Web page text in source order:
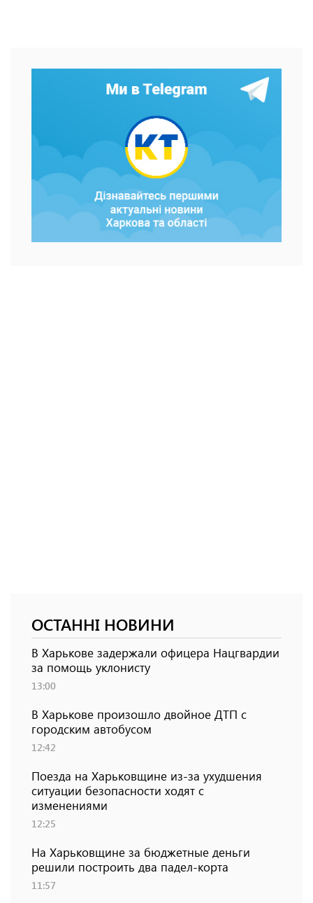
ОСТАННІ НОВИНИ
В Харькове задержали офицера Нацгвардии
за помощь уклонисту
13:00
В Харькове произошло двойное ДТП с
городским автобусом
12:42
Поезда на Харьковщине из-за ухудшения
ситуации безопасности ходят с
изменениями
12:25
На Харьковщине за бюджетные деньги
решили построить два падел-корта
11:57